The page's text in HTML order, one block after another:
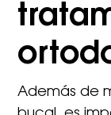
Además de